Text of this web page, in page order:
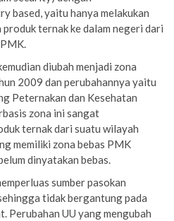
based, yaitu hanya melakukan
ternak ke dalam negeri dari
diubah menjadi zona
2009 dan perubahannya yaitu
Peternakan dan Kesehatan
zona ini sangat
ternak dari suatu wilayah
memiliki zona bebas PMK
dinyatakan bebas.
sumber pasokan
tidak bergantung pada
Perubahan UU yang mengubah